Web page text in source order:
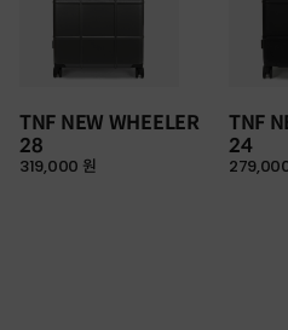
TNF NEW WHEELER
28
319,000 원
TNF
24